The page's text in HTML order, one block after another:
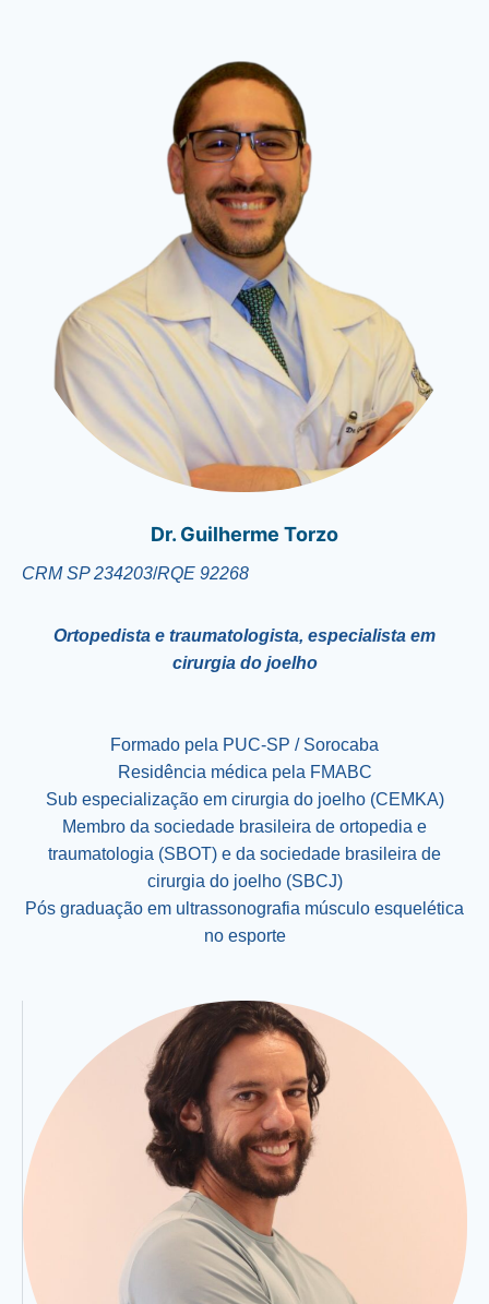
Dr. Guilherme Torzo
CRM SP 234203/RQE 92268
Ortopedista e traumatologista, especialista em
cirurgia do joelho
Formado pela PUC-SP / Sorocaba
Residência médica pela FMABC
Sub especialização em cirurgia do joelho (CEMKA)
Membro da sociedade brasileira de ortopedia e
traumatologia (SBOT) e da sociedade brasileira de
cirurgia do joelho (SBCJ)
Pós graduação em ultrassonografia músculo esquelética
no esporte